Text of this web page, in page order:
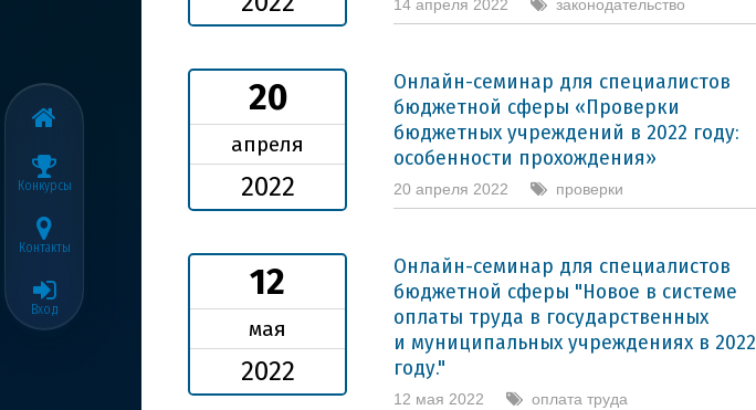
Конкурсы
Контакты
Вход
14 апреля 2022 законодательство
20
апреля
2022
Онлайн-семинар для специалистов
бюджетной сферы «Проверки
бюджетных учреждений в 2022 году:
особенности прохождения»
20 апреля 2022 проверки
12
мая
2022
Онлайн-семинар для специалистов
бюджетной сферы "Новое в системе
оплаты труда в государственных
и муниципальных учреждениях в 2022
году."
12 мая 2022 оплата труда